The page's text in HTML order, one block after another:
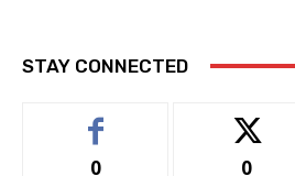
STAY CONNECTED
0 0